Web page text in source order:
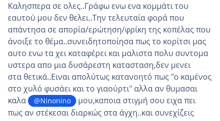
Καλησπερα σε ολες..Γράφω ενω ενα κομμάτι του
εαυτού μου δεν θελει..Την τελευταία φορά που
απάντησα σε απορία/ερώτηση/φρίκη της κοπέλας που
άνοιξε το θέμα..συνειδητοποίησα πως το κορίτσι μας
αυτο ενω τα χει καταφέρει και μαλιστα πολυ συντομα
υστερα απο μια δυσάρεστη κατασταση,δεν μενει
στα θετικά..Ειναι απολύτως κατανοητό πως "ο καμένος
στο χυλό φυσάει και το γιαούρτι" αλλα αν θυμασαι
καλα
@Ninonino
μου,καποια στιγμή σου ειχα πει
πως αν στέκεσαι διαρκώς στα άγχη..και συνεχίζεις